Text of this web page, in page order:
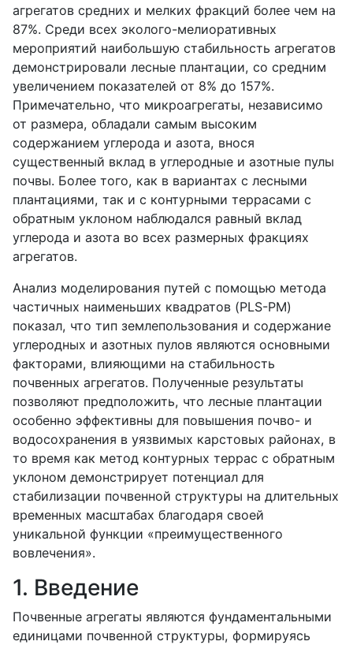
агрегатов средних и мелких фракций более чем на
87%. Среди всех эколого-мелиоративных
мероприятий наибольшую стабильность агрегатов
демонстрировали лесные плантации, со средним
увеличением показателей от 8% до 157%.
Примечательно, что микроагрегаты, независимо
от размера, обладали самым высоким
содержанием углерода и азота, внося
существенный вклад в углеродные и азотные пулы
почвы. Более того, как в вариантах с лесными
плантациями, так и с контурными террасами с
обратным уклоном наблюдался равный вклад
углерода и азота во всех размерных фракциях
агрегатов.
Анализ моделирования путей с помощью метода
частичных наименьших квадратов (PLS-PM)
показал, что тип землепользования и содержание
углеродных и азотных пулов являются основными
факторами, влияющими на стабильность
почвенных агрегатов. Полученные результаты
позволяют предположить, что лесные плантации
особенно эффективны для повышения почво- и
водосохранения в уязвимых карстовых районах, в
то время как метод контурных террас с обратным
уклоном демонстрирует потенциал для
стабилизации почвенной структуры на длительных
временных масштабах благодаря своей
уникальной функции «преимущественного
вовлечения».
1. Введение
Почвенные агрегаты являются фундаментальными
единицами почвенной структуры, формируясь